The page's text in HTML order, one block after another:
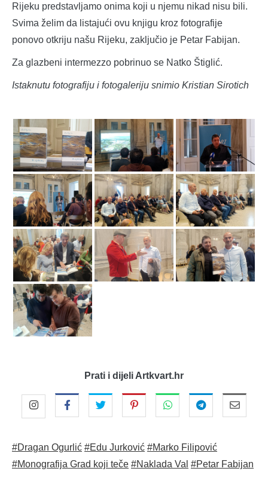
Rijeku predstavljamo onima koji u njemu nikad nisu bili.
Svima želim da listajući ovu knjigu kroz fotografije
ponovo otkriju našu Rijeku, zaključio je Petar Fabijan.
Za glazbeni intermezzo pobrinuo se Natko Štiglić.
Istaknutu fotografiju i fotogaleriju snimio Kristian Sirotich
Prati i dijeli Artkvart.hr
#Dragan Ogurlić #Edu Jurković #Marko Filipović
#Monografija Grad koji teče #Naklada Val #Petar Fabijan